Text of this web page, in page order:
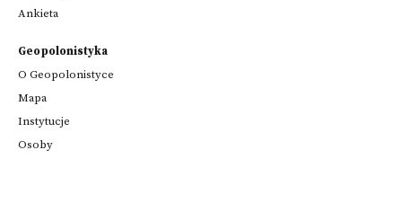
Ankieta
Geopolonistyka
O Geopolonistyce
Mapa
Instytucje
Osoby